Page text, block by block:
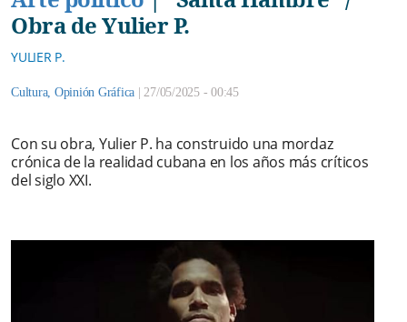
Obra de Yulier P.
YULIER P.
Cultura, Opinión Gráfica | 27/05/2025 - 00:45
Con su obra, Yulier P. ha construido una mordaz
crónica de la realidad cubana en los años más críticos
del siglo XXI.